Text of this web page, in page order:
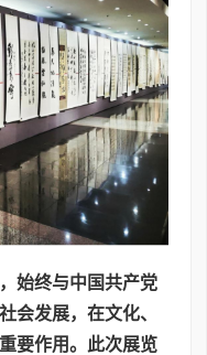
始终与中国共产党
会发展，在文化、
要作用。此次展览